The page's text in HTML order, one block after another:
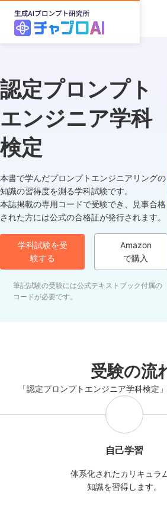
認定プロンプト
エンジニア学科
検定
本書で学んだプロンプトエンジニアリングの
知識の習得度を測る学科試験です。
本誌掲載の専用コードで受験でき、見事合格
された方には公式の合格証が発行されます。
学科試験を受
験する
Amazon
で購入
筆記試験の受験には公式テキストブック付属の
コードが必要です。
受験の流
「認定プロンプトエンジニア学科検定
自己学習
体系化されたカリキュラ
知識を習得します。